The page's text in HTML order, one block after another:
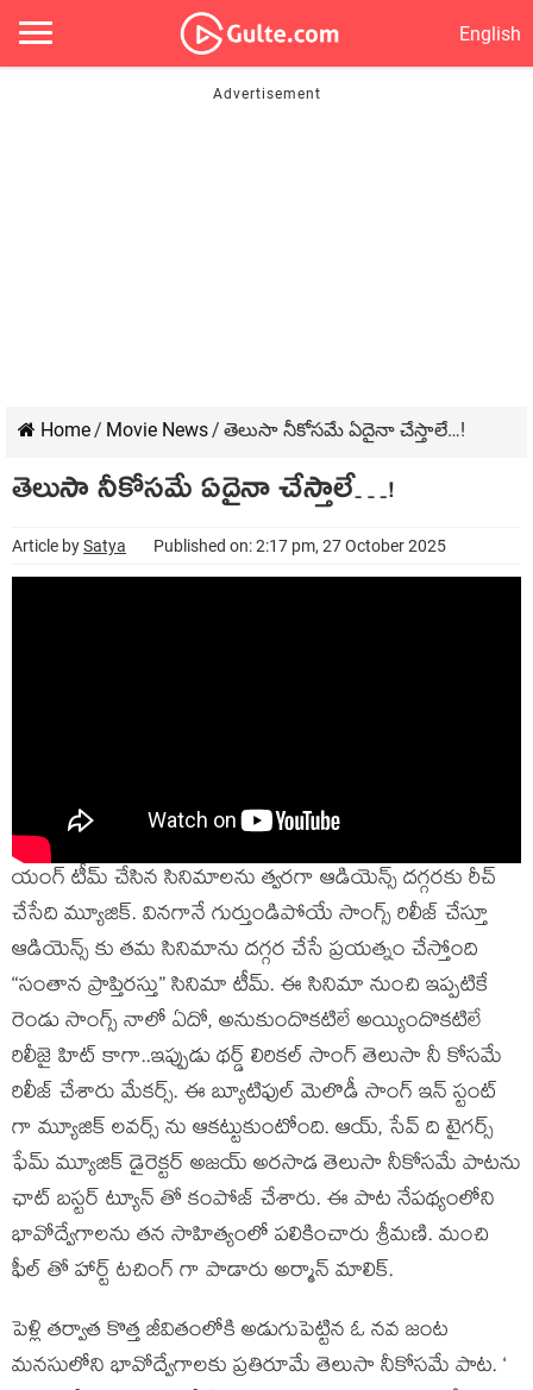
English
Home/ Movie News/ తెలుసా నీకోసమే ఏదైనా చేస్తాలే…!
తెలుసా నీకోసమే ఏదైనా చేస్తాలే…!
Article bySatya Published on: 2:17 pm, 27 October 2025
యంగ్ టీమ్ చేసిన సినిమాలను త్వరగా ఆడియెన్స్ దగ్గరకు రీచ్
చేసేది మ్యూజిక్. వినగానే గుర్తుండిపోయే సాంగ్స్ రిలీజ్ చేస్తూ
ఆడియెన్స్ కు తమ సినిమాను దగ్గర చేసే ప్రయత్నం చేస్తోంది
“సంతాన ప్రాప్తిరస్తు” సినిమా టీమ్. ఈ సినిమా నుంచి ఇప్పటికే
రెండు సాంగ్స్ నాలో ఏదో, అనుకుందొకటిలే అయ్యిందొకటిలే
రిలీజై హిట్ కాగా..ఇప్పుడు థర్డ్ లిరికల్ సాంగ్ తెలుసా నీ కోసమే
రిలీజ్ చేశారు మేకర్స్. ఈ బ్యూటిఫుల్ మెలొడీ సాంగ్ ఇన్ స్టంట్
గా మ్యూజిక్ లవర్స్ ను ఆకట్టుకుంటోంది. ఆయ్, సేవ్ ది టైగర్స్
ఫేమ్ మ్యూజిక్ డైరెక్టర్ అజయ్ అరసాడ తెలుసా నీకోసమే పాటను
ఛాట్ బస్టర్ ట్యూన్ తో కంపోజ్ చేశారు. ఈ పాట నేపథ్యంలోని
భావోద్వేగాలను తన సాహిత్యంలో పలికించారు శ్రీమణి. మంచి
ఫీల్ తో హార్ట్ టచింగ్ గా పాడారు అర్మాన్ మాలిక్.
పెళ్లి తర్వాత కొత్త జీవితంలోకి అడుగుపెట్టిన ఓ నవ జంట
మనసులోని భావోద్వేగాలకు ప్రతిరూమే తెలుసా నీకోసమే పాట. ‘